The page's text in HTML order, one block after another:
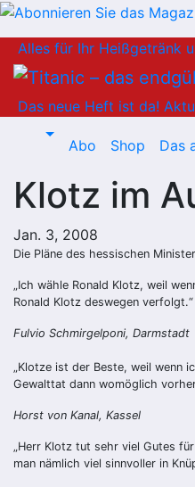
Inhalt
springen
Alles für Ihr Heißgetränk
Das neue Heft ist da!
Abo Shop Das
Klotz im
Jan. 3, 2008
Die Pläne des hessischen
„Ich wähle Ronald Klotz, weil
Ronald Klotz deswegen verfolgt.“
Fulvio Schmirgelponi, Darmstadt
„Klotze ist der Beste, weil wenn
Gewalttat dann womöglich
Horst von Kanal, Kassel
„Herr Klotz tut sehr viel Gutes
man nämlich viel sinnvoller in